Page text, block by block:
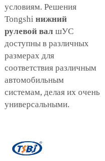
условиям. Решения
Tongshi нижний
рулевой вал шУС
доступны в различных
размерах для
соответствия различным
автомобильным
системам, делая их очень
универсальными.